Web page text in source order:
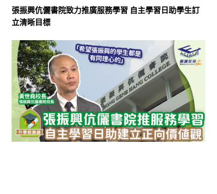
張振興伉儷書院致力推廣服務學習 自主學習日助學生訂
立清晰目標